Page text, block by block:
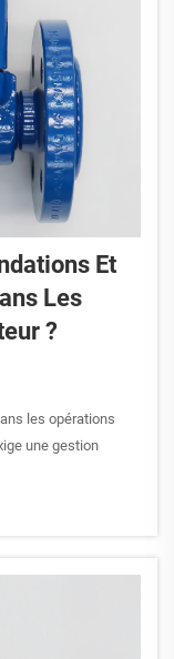
Et
Les
?
les opérations
une gestion
à flotteur
assurant